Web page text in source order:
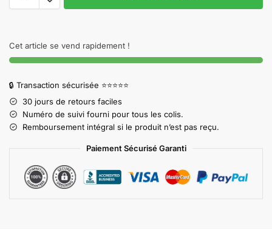
Cet article se vend rapidement !
🔒 Transaction sécurisée ⭐⭐⭐⭐⭐
30 jours de retours faciles
Numéro de suivi fourni pour tous les colis.
Remboursement intégral si le produit n’est pas reçu.
Paiement Sécurisé Garanti